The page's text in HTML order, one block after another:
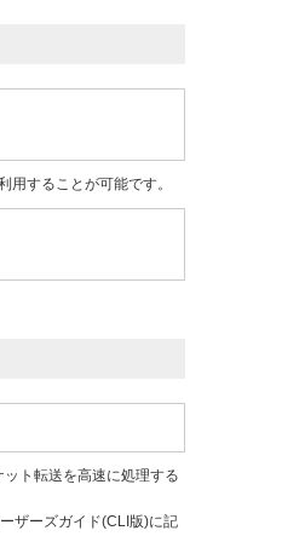
することが可能です。
ト転送を高速に処理する
ザーズガイド(CLI版)に記